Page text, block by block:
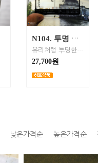
N104. 투명 카드 명함｜PET재질 - 맑고 깨끗한 시각적 개방감과 뛰어난 내구성을 갖춘 프리미엄 디자인 명함
유리처럼 투명한 PET 소재의 완벽 방수 성능 / 배경이 비치는 맑은 개방감과 입체적 디자인 / 찢어지지 않는 견고함으로 각인시키는 트렌디한 브랜드 이미지
27,700원
낮은가격순 높은가격순